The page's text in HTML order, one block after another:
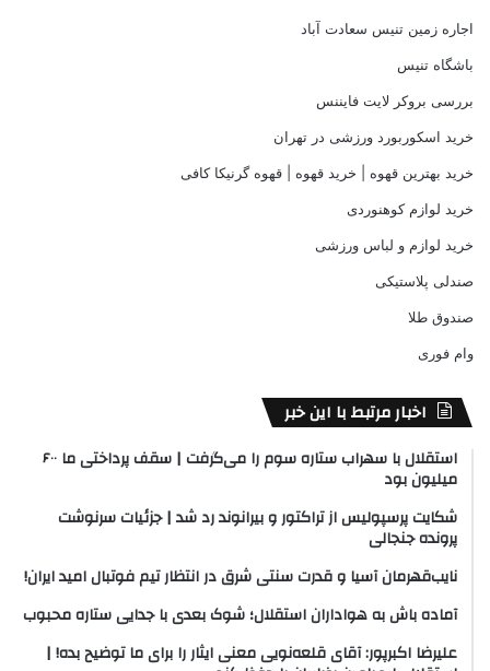
اجاره زمین تنیس سعادت آباد
باشگاه تنیس
بررسی بروکر لایت فایننس
خرید اسکوربورد ورزشی در تهران
خرید بهترین قهوه | خرید قهوه | قهوه گرنیکا کافی
خرید لوازم کوهنوردی
خرید لوازم و لباس ورزشی
صندلی پلاستیکی
صندوق طلا
وام فوری
اخبار مرتبط با این خبر
استقلال با سهراب ستاره سوم را می‌گرفت | سقف پرداختی ما ۶۰۰
میلیون بود
شکایت پرسپولیس از تراکتور و بیرانوند رد شد | جزئیات سرنوشت
پرونده جنجالی
نایب‌قهرمان آسیا و قدرت سنتی شرق در انتظار تیم فوتبال امید ایران!
آماده باش به هواداران استقلال؛ شوک بعدی با جدایی ستاره محبوب
علیرضا اکبرپور: آقای قلعه‌نویی معنی ایثار را برای ما توضیح بده! |